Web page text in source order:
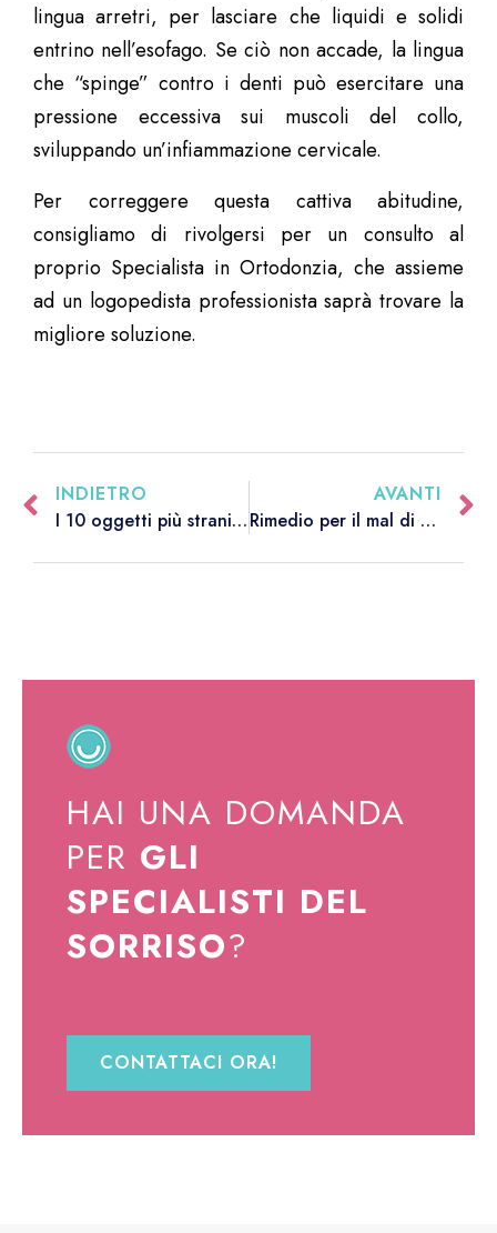
lingua arretri, per lasciare che liquidi e solidi
entrino nell’esofago. Se ciò non accade, la lingua
che “spinge” contro i denti può esercitare una
pressione eccessiva sui muscoli del collo,
sviluppando un’infiammazione cervicale.
Per correggere questa cattiva abitudine,
consigliamo di rivolgersi per un consulto al
proprio Specialista in Ortodonzia, che assieme
ad un logopedista professionista saprà trovare la
migliore soluzione.
INDIETRO
I 10 oggetti più strani ritrovati nelle bocche dei pazienti
AVANTI
Rimedio per il mal di denti? Arriva dagli Inca
HAI UNA DOMANDA
PER GLI
SPECIALISTI DEL
SORRISO?
CONTATTACI ORA!